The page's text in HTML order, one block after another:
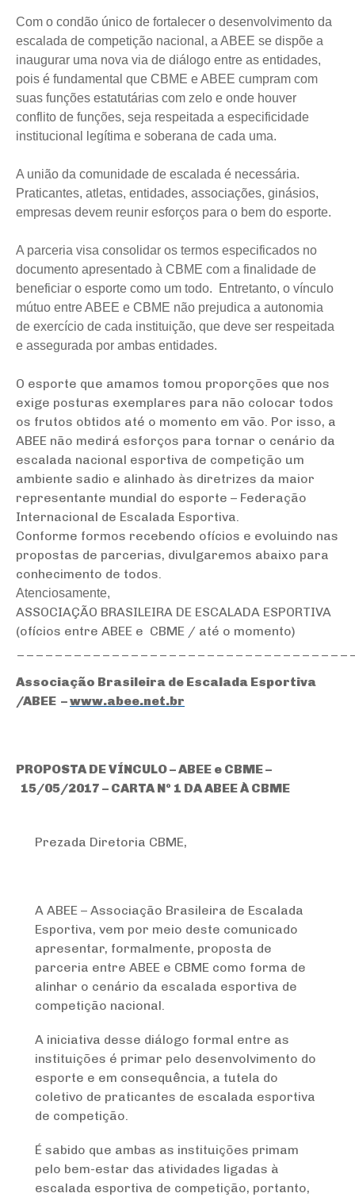
Com o condão único de fortalecer o desenvolvimento da
escalada de competição nacional, a ABEE se dispõe a
inaugurar uma nova via de diálogo entre as entidades,
pois é fundamental que CBME e ABEE cumpram com
suas funções estatutárias com zelo e onde houver
conflito de funções, seja respeitada a especificidade
institucional legítima e soberana de cada uma.
A união da comunidade de escalada é necessária.
Praticantes, atletas, entidades, associações, ginásios,
empresas devem reunir esforços para o bem do esporte.
A parceria visa consolidar os termos especificados no
documento apresentado à CBME com a finalidade de
beneficiar o esporte como um todo. Entretanto, o vínculo
mútuo entre ABEE e CBME não prejudica a autonomia
de exercício de cada instituição, que deve ser respeitada
e assegurada por ambas entidades.
O esporte que amamos tomou proporções que nos
exige posturas exemplares para não colocar todos
os frutos obtidos até o momento em vão. Por isso, a
ABEE não medirá esforços para tornar o cenário da
escalada nacional esportiva de competição um
ambiente sadio e alinhado às diretrizes da maior
representante mundial do esporte – Federação
Internacional de Escalada Esportiva.
Conforme formos recebendo ofícios e evoluindo nas
propostas de parcerias, divulgaremos abaixo para
conhecimento de todos.
Atenciosamente,
ASSOCIAÇÃO BRASILEIRA DE ESCALADA ESPORTIVA
(ofícios entre ABEE e CBME / até o momento)
Associação Brasileira de Escalada Esportiva
/ABEE –www.abee.net.br
PROPOSTA DE VÍNCULO – ABEE e CBME –
15/05/2017 – CARTA Nº 1 DA ABEE À CBME
Prezada Diretoria CBME,
A ABEE – Associação Brasileira de Escalada
Esportiva, vem por meio deste comunicado
apresentar, formalmente, proposta de
parceria entre ABEE e CBME como forma de
alinhar o cenário da escalada esportiva de
competição nacional.
A iniciativa desse diálogo formal entre as
instituições é primar pelo desenvolvimento do
esporte e em consequência, a tutela do
coletivo de praticantes de escalada esportiva
de competição.
É sabido que ambas as instituições primam
pelo bem-estar das atividades ligadas à
escalada esportiva de competição, portanto,